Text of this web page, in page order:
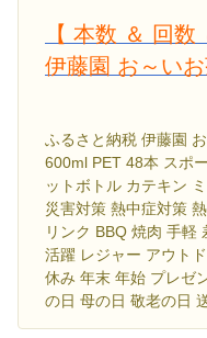
【 本数 ＆ 回数
伊藤園 お～い
ふるさと納税 伊藤園
600ml PET 48本 スポ
ットボトル カテキン
災害対策 熱中症対策
リンク BBQ 焼肉 手軽
活躍 レジャー アウト
休み 年末 年始 プレゼ
の日 母の日 敬老の日